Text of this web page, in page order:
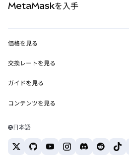
RWA
MetaMask Connect
Snaps
Web3サービス
MetaMaskを入手
セキュリティ
サポート
キャリア
お問い合わせ
価格を見る
イーサリアムの価格
Solanaの価格
Tetherの価格
交換レートを見る
ETH→USD
USDT→INR
BTC→INR
ETH→USDT
ガイドを見る
ETHの購入
USDTの購入
コンテンツを見る
Solanaウォレット
日本語